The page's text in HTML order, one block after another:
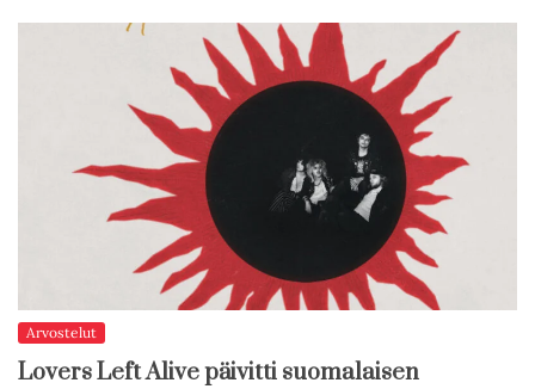
Arvostelut
Lovers Left Alive päivitti suomalaisen